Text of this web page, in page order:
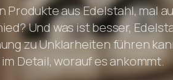
Produkte aus Edelstahl, mal
Und was ist besser,
zu Unklarheiten führen
Detail, worauf es ankommt.